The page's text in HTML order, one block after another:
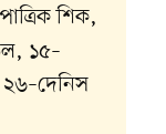
শিক,
১৫–